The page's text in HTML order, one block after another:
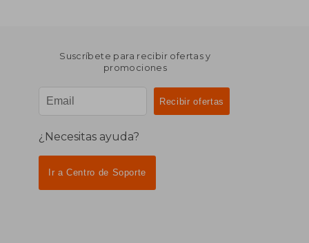
Suscríbete para recibir ofertas y
promociones
¿Necesitas ayuda?
Ir a Centro de Soporte